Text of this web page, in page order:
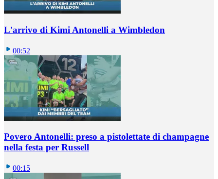
L'arrivo di Kimi Antonelli a Wimbledon
00:52
Povero Antonelli: preso a pistolettate di champagne
nella festa per Russell
00:15